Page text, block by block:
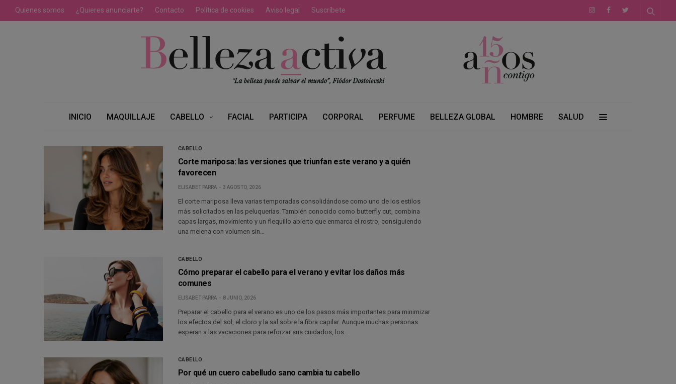
Quienes somos ¿Quieres anunciarte? Contacto Política de cookies Aviso legal Suscríbete
INICIO MAQUILLAJE CABELLO FACIAL PARTICIPA CORPORAL PERFUME BELLEZA GLOBAL HOMBRE SALUD
CABELLO
Corte mariposa: las versiones que triunfan este verano y a quién
favorecen
ELISABET PARRA 3 AGOSTO, 2026
El corte mariposa lleva varias temporadas consolidándose como uno de los estilos
más solicitados en las peluquerías. También conocido como butterfly cut, combina
capas largas, movimiento y un flequillo abierto que enmarca el rostro, consiguiendo
una melena con volumen sin…
CABELLO
Cómo preparar el cabello para el verano y evitar los daños más
comunes
ELISABET PARRA 8 JUNIO, 2026
Preparar el cabello para el verano es uno de los pasos más importantes para minimizar
los efectos del sol, el cloro y la sal sobre la fibra capilar. Aunque muchas personas
esperan a las vacaciones para reforzar sus cuidados, los…
CABELLO
Por qué un cuero cabelludo sano cambia tu cabello